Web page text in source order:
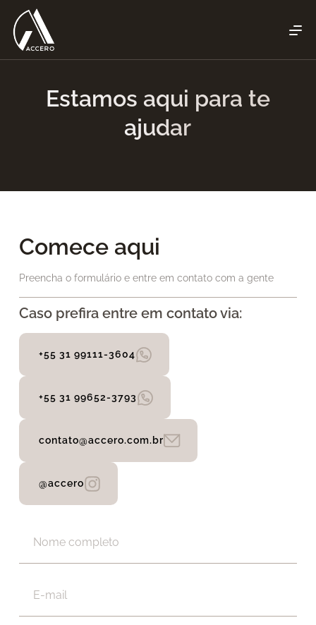
Estamos aqui para te
ajudar
Comece aqui
Preencha o formulário e entre em contato com a gente
Caso prefira entre em contato via:
+55 31 99111-3604
+55 31 99652-3793
contato@accero.com.br
@accero